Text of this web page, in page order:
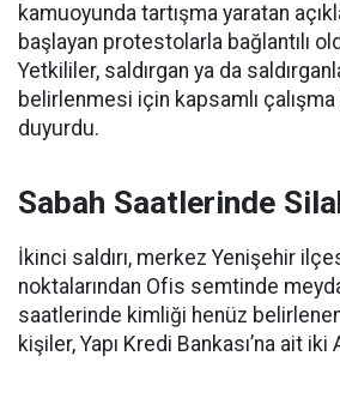
kamuoyunda tartışma yaratan
başlayan protestolarla bağlantılı
Yetkililer, saldırgan ya da
belirlenmesi için kapsamlı çalışma
duyurdu.
Sabah Saatlerinde
İkinci saldırı, merkez Yenişehir
noktalarından Ofis semtinde
saatlerinde kimliği henüz
kişiler, Yapı Kredi Bankası’na ait iki